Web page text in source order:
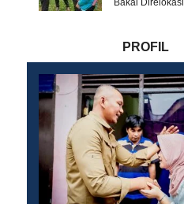
Bakal Direlokasi
PROFIL